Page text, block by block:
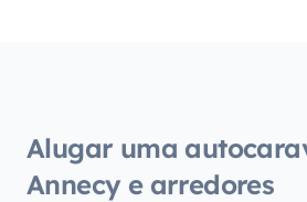
Alugar uma
Annecy e arredores